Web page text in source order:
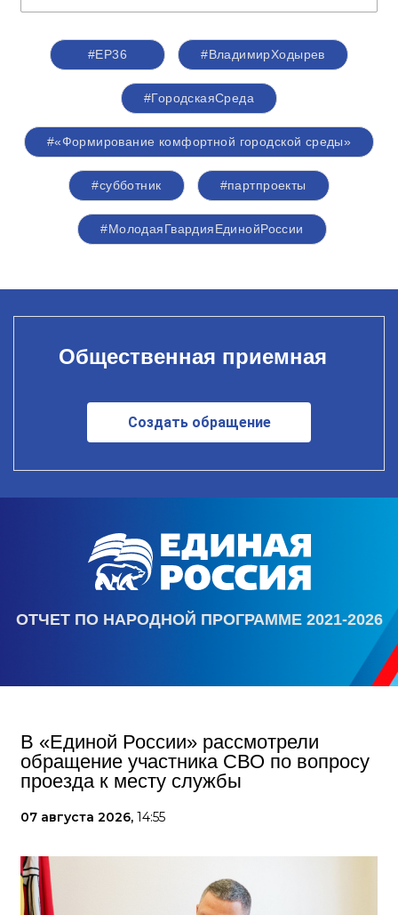
#ЕР36 #ВладимирХодырев
#ГородскаяСреда
#«Формирование комфортной городской среды»
#субботник #партпроекты
#МолодаяГвардияЕдинойРоссии
Общественная приемная
Создать обращение
ОТЧЕТ ПО НАРОДНОЙ ПРОГРАММЕ 2021-2026
В «Единой России» рассмотрели
обращение участника СВО по вопросу
проезда к месту службы
07 августа 2026, 14:55